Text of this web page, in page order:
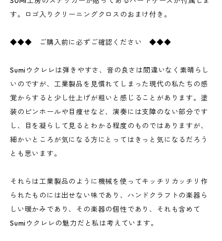
す。ロゴ入りクリーニングクロスのおまけ付き。
◆◆◆ ご購入前に必ずご確認ください ◆◆◆
Sumiウクレレは弾きやすさ、音の良さは間違いなく素晴らし
いのですが、工業製品を見慣れてしまった現代の私たちの感
覚からすると少し仕上げが粗いと感じることがあります。塗
装のピンホールや目痩せなど、演奏には支障のない部分です
し、目を凝らして見るとわかる程度のものではありますが、
細かいところが気になる方にとってはきっと気になるだろう
とも思います。
それらは工業製品のように機械を使ってキッチリカッチリ作
られたものには出せない味であり、ハンドクラフトの楽器ら
しい暖かみであり、その楽器の個性であり、それも含めて
Sumiウクレレの魅力だと私は考えています。